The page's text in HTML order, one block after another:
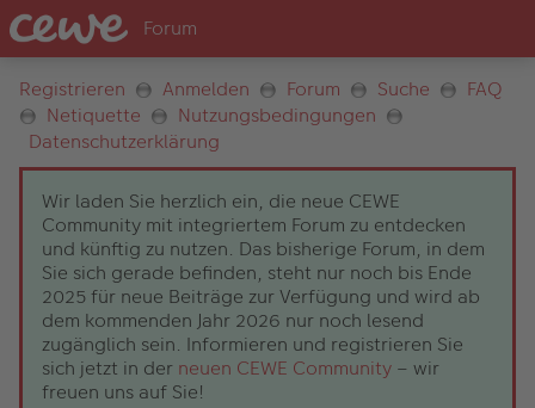
Registrieren Anmelden Forum Suche
FAQ
Netiquette
Nutzungsbedingungen
Datenschutzerklärung
Wir laden Sie herzlich ein, die neue CEWE
Community mit integriertem Forum zu entdecken
und künftig zu nutzen. Das bisherige Forum, in dem
Sie sich gerade befinden, steht nur noch bis Ende
2025 für neue Beiträge zur Verfügung und wird ab
dem kommenden Jahr 2026 nur noch lesend
zugänglich sein. Informieren und registrieren Sie
sich jetzt in der neuen CEWE Community – wir
freuen uns auf Sie!